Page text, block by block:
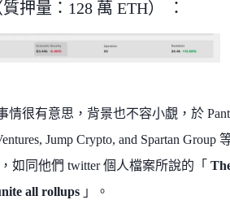
押量：128 萬 ETH） ：
情很有意思，背景也不容小覷，於
Jump Crypto, and Spartan Group
如同他們 twitter 個人檔案所說的「
all rollups 」。